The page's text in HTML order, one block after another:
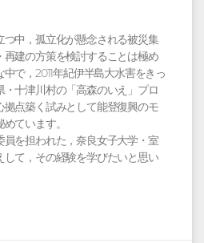
中，孤立化が懸念される被災集
建の方策を検討することは極め
で，2011年紀伊半島大水害をきっ
十津川村の「高森のいえ」プロ
点築く試みとして能登復興のモ
ています。
を担われた，奈良女子大学・室
て，その経験を学びたいと思い